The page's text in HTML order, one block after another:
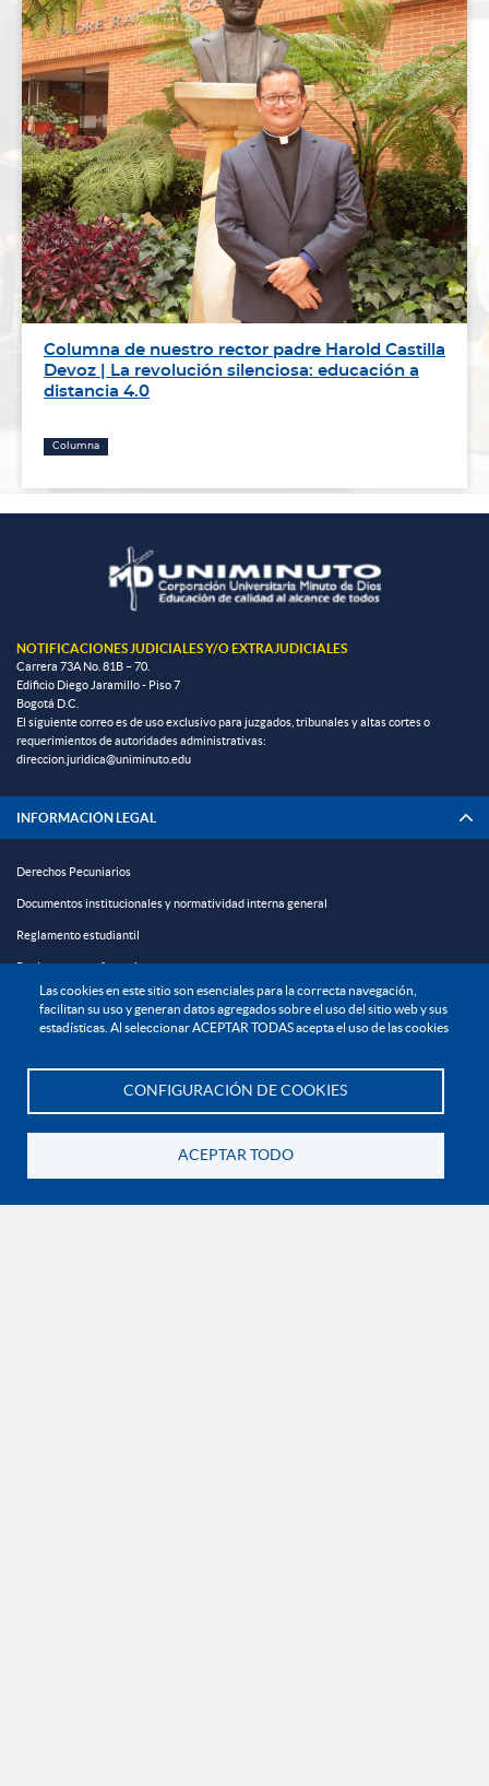
Las cookies en este sitio son esenciales para la correcta navegación,
facilitan su uso y generan datos agregados sobre el uso del sitio web y sus
estadísticas. Al seleccionar ACEPTAR TODAS acepta el uso de las cookies
CONFIGURACIÓN DE COOKIES
ACEPTAR TODO
Columna de nuestro rector padre Harold Castilla
Devoz | La revolución silenciosa: educación a
distancia 4.0
Columna
NOTIFICACIONES JUDICIALES Y/O EXTRAJUDICIALES
Carrera 73A No. 81B – 70.
Edificio Diego Jaramillo - Piso 7
Bogotá D.C.
El siguiente correo es de uso exclusivo para juzgados, tribunales y altas cortes o
requerimientos de autoridades administrativas:
direccion.juridica@uniminuto.edu
INFORMACIÓN LEGAL
Derechos Pecuniarios
Documentos institucionales y normatividad interna general
Reglamento estudiantil
Reglamento profesoral
Política de bienestar universitario
Política de protección de datos personales